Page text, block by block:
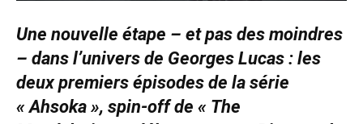
Une nouvelle étape – et pas des moindres
– dans l’univers de Georges Lucas : les
deux premiers épisodes de la série
« Ahsoka », spin-off de « The